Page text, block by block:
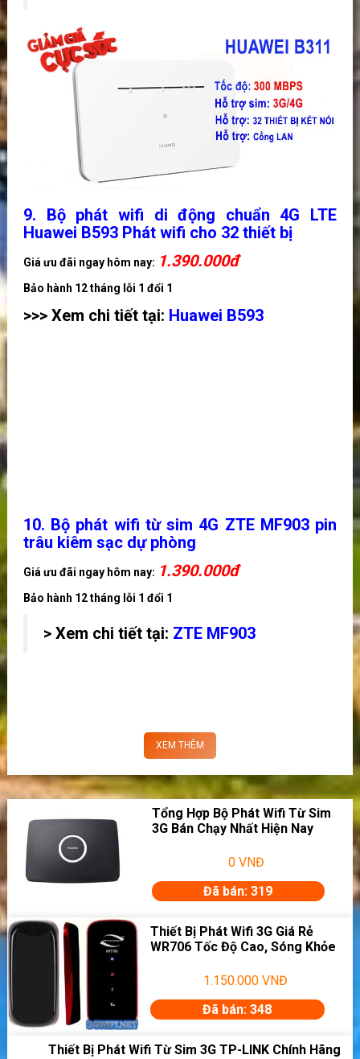
9. Bộ phát wifi di động chuẩn 4G LTE
Huawei B593 Phát wifi cho 32 thiết bị
Giá ưu đãi ngay hôm nay: 1.390.000đ
Bảo hành 12 tháng lỗi 1 đổi 1
>>> Xem chi tiết tại: Huawei B593
10. Bộ phát wifi từ sim 4G ZTE MF903 pin
trâu kiêm sạc dự phòng
Giá ưu đãi ngay hôm nay: 1.390.000đ
Bảo hành 12 tháng lỗi 1 đổi 1
> Xem chi tiết tại: ZTE MF903
11. Bộ phát wifi từ sim 4G Netgear AC800S
tốc độ 450 Mbps
1.990.000đ
Bảo hành 12 tháng lỗi 1 đổi 1
> Xem chi tiết tại:
Tổng Hợp Bộ Phát Wifi Từ Sim
3G Bán Chạy Nhất Hiện Nay
0 VNĐ
Đã bán: 319
Thiết Bị Phát Wifi 3G Giá Rẻ
WR706 Tốc Độ Cao, Sóng Khỏe
1.150.000 VNĐ
Đã bán: 348
Thiết Bị Phát Wifi Từ Sim 3G TP-LINK Chính Hãng